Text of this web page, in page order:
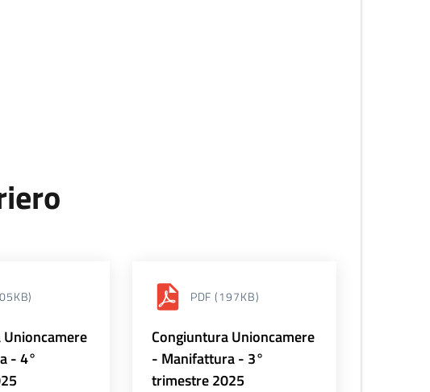
- 4°
PDF (197KB)
Congiuntura Unioncamere
- Manifattura - 3°
trimestre 2025